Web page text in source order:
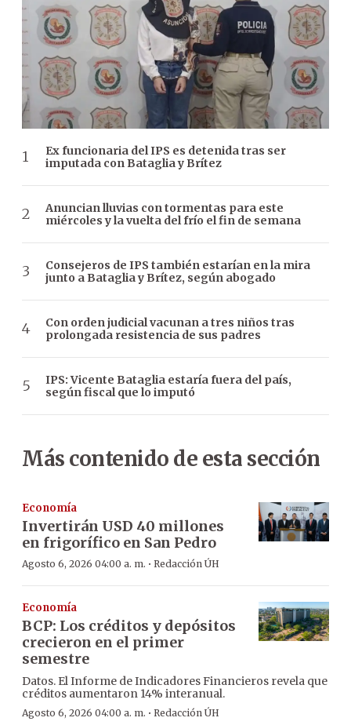
Ex funcionaria del IPS es detenida tras ser
imputada con Bataglia y Brítez
Anuncian lluvias con tormentas para este
miércoles y la vuelta del frío el fin de semana
Consejeros de IPS también estarían en la mira
junto a Bataglia y Brítez, según abogado
Con orden judicial vacunan a tres niños tras
prolongada resistencia de sus padres
IPS: Vicente Bataglia estaría fuera del país,
según fiscal que lo imputó
Más contenido de esta sección
Economía
Invertirán USD 40 millones
en frigorífico en San Pedro
Agosto 6, 2026 04:00 a. m. · Redacción ÚH
Economía
BCP: Los créditos y depósitos
crecieron en el primer
semestre
Datos. El Informe de Indicadores Financieros revela que
créditos aumentaron 14% interanual.
Agosto 6, 2026 04:00 a. m. · Redacción ÚH